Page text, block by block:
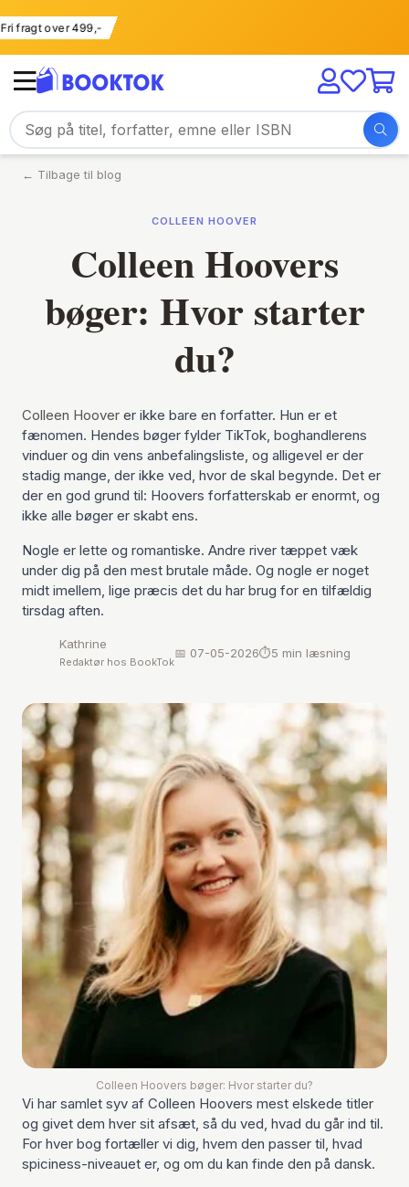
Fri fragt over 499,-
← Tilbage til blog
COLLEEN HOOVER
Colleen Hoovers
bøger: Hvor starter
du?
Colleen Hoover er ikke bare en forfatter. Hun er et
fænomen. Hendes bøger fylder TikTok, boghandlerens
vinduer og din vens anbefalingsliste, og alligevel er der
stadig mange, der ikke ved, hvor de skal begynde. Det er
der en god grund til: Hoovers forfatterskab er enormt, og
ikke alle bøger er skabt ens.
Nogle er lette og romantiske. Andre river tæppet væk
under dig på den mest brutale måde. Og nogle er noget
midt imellem, lige præcis det du har brug for en tilfældig
tirsdag aften.
Kathrine
Redaktør hos BookTok
📅 07-05-2026⏱️5 min læsning
Colleen Hoovers bøger: Hvor starter du?
Vi har samlet syv af Colleen Hoovers mest elskede titler
og givet dem hver sit afsæt, så du ved, hvad du går ind til.
For hver bog fortæller vi dig, hvem den passer til, hvad
spiciness-niveauet er, og om du kan finde den på dansk.